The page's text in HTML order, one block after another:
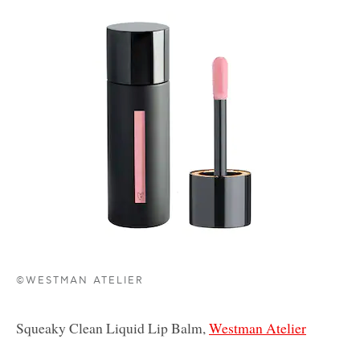
©WESTMAN ATELIER
Squeaky Clean Liquid Lip Balm, Westman Atelier